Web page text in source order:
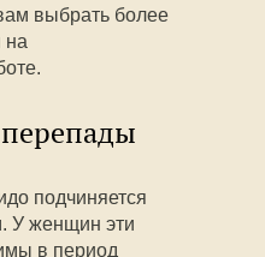
выбрать более
на
подчиняется
У женщин эти
в период